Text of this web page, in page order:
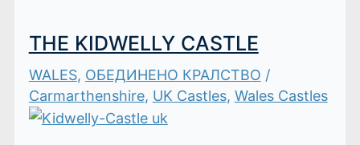
THE KIDWELLY CASTLE
WALES, ОБЕДИНЕНО КРАЛСТВО /
Carmarthenshire, UK Castles, Wales Castles